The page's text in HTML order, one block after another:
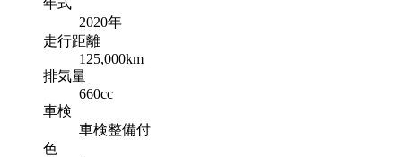
2020年
走行距離
125,000km
排気量
660cc
車検
車検整備付
色